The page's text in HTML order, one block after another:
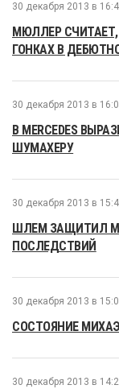
30 декабря 2013 в
МЮЛЛЕР
ГОНКАХ В
30 декабря 2013 в
В MERCEDES
ШУМАХЕРУ
30 декабря 2013 в
ШЛЕМ ЗАЩИТИЛ
ПОСЛЕДСТВИЙ
30 декабря 2013 в
СОСТОЯНИЕ
30 декабря 2013 в